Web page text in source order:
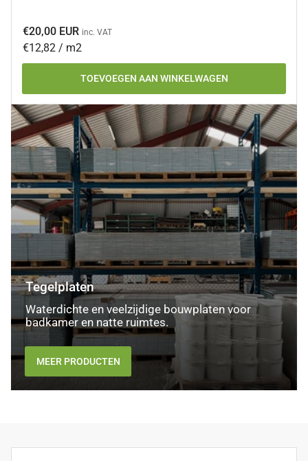
Normale
prijs
€20,00 EUR inc. VAT
Prijs
per
€12,82 / per
m2
TOEVOEGEN AAN WINKELWAGEN
Tegelplaten
Tegelplaten
Waterdichte en veelzijdige bouwplaten voor
badkamer en natte ruimtes.
MEER PRODUCTEN